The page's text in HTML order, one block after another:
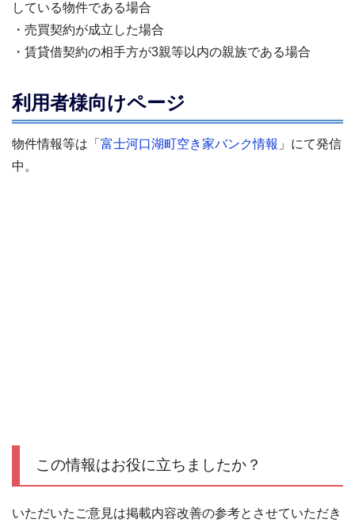
している物件である場合
・売買契約が成立した場合
・賃貸借契約の相手方が3親等以内の親族である場合
利用者様向けページ
物件情報等は「 富士河口湖町空き家バンク情報 」にて発信
中。
この情報はお役に立ちましたか？
いただいたご意見は掲載内容改善の参考とさせていただき